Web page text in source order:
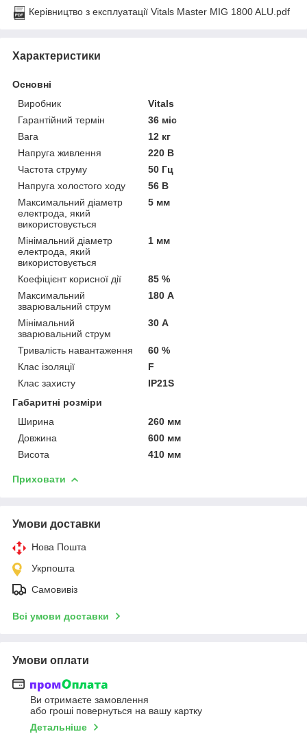
Керівництво з експлуатації Vitals Master MIG 1800 ALU.pdf
Характеристики
Основні
Виробник
Vitals
Гарантійний термін
36 міс
Вага
12 кг
Напруга живлення
220 В
Частота струму
50 Гц
Напруга холостого ходу
56 В
Максимальний діаметр
електрода, який
використовується
5 мм
Мінімальний діаметр
електрода, який
використовується
1 мм
Коефіцієнт корисної дії
85 %
Максимальний
зварювальний струм
180 А
Мінімальний
зварювальний струм
30 А
Тривалість навантаження
60 %
Клас ізоляції
F
Клас захисту
IP21S
Габаритні розміри
Ширина
260 мм
Довжина
600 мм
Висота
410 мм
Приховати
Умови доставки
Нова Пошта
Укрпошта
Самовивіз
Всі умови доставки
Умови оплати
Ви отримаєте замовлення
або гроші повернуться на вашу картку
Детальніше